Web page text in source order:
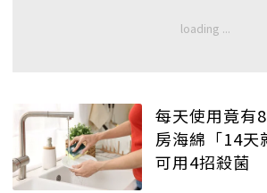
每天使用竟有
房海綿「14天
可用4招殺菌